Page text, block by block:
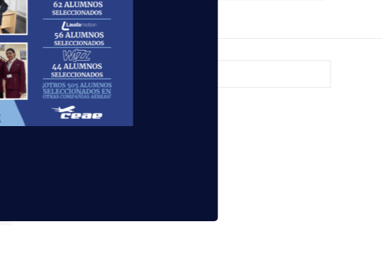
y futuros la
ves ven a informarte
TOA.
de Madrid-Barajas